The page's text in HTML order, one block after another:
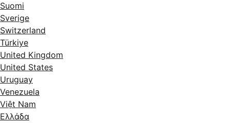
Suomi
Sverige
Switzerland
Türkiye
United Kingdom
United States
Uruguay
Venezuela
Việt Nam
Ελλάδα